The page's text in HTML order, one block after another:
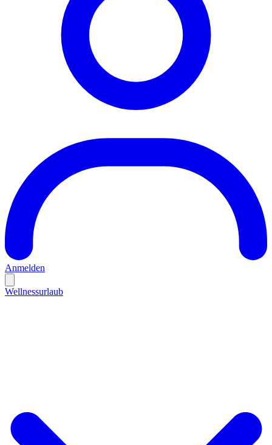
Anmelden
Wellnessurlaub